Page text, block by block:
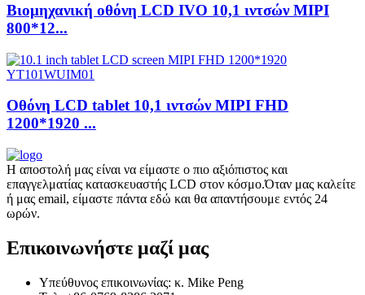
Βιομηχανική οθόνη LCD IVO 10,1 ιντσών MIPI
800*12...
Οθόνη LCD tablet 10,1 ιντσών MIPI FHD
1200*1920 ...
Η αποστολή μας είναι να είμαστε ο πιο αξιόπιστος και
επαγγελματίας κατασκευαστής LCD στον κόσμο.Όταν μας καλείτε
ή μας email, είμαστε πάντα εδώ και θα απαντήσουμε εντός 24
ωρών.
Επικοινωνήστε μαζί μας
Υπεύθυνος επικοινωνίας: κ. Mike Peng